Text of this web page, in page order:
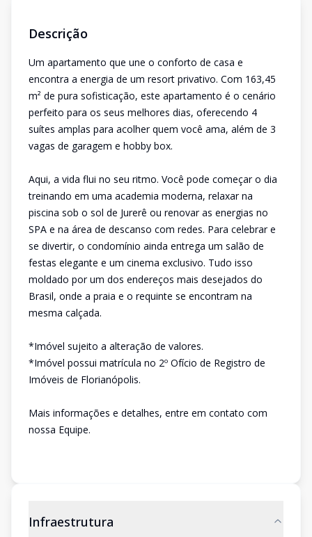
Descrição
Um apartamento que une o conforto de casa e
encontra a energia de um resort privativo. Com 163,45
m² de pura sofisticação, este apartamento é o cenário
perfeito para os seus melhores dias, oferecendo 4
suítes amplas para acolher quem você ama, além de 3
vagas de garagem e hobby box.
Aqui, a vida flui no seu ritmo. Você pode começar o dia
treinando em uma academia moderna, relaxar na
piscina sob o sol de Jurerê ou renovar as energias no
SPA e na área de descanso com redes. Para celebrar e
se divertir, o condomínio ainda entrega um salão de
festas elegante e um cinema exclusivo. Tudo isso
moldado por um dos endereços mais desejados do
Brasil, onde a praia e o requinte se encontram na
mesma calçada.
*Imóvel sujeito a alteração de valores.
*Imóvel possui matrícula no 2º Ofício de Registro de
Imóveis de Florianópolis.
Mais informações e detalhes, entre em contato com
nossa Equipe.
Infraestrutura